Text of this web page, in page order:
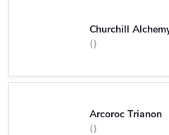
Churchill
Arcoroc Trianon